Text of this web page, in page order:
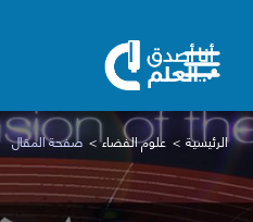
الرئيسية علوم الفضاء صفحة المقال